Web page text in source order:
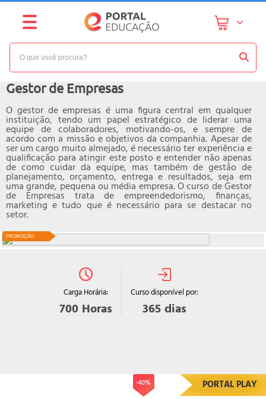
PROMOÇÃO
Carga Horária:
700 Horas
Curso disponível por:
365 dias
NÍVEL: BÁSICO
Gestor de Empresas
O gestor de empresas é uma figura central em qualquer
instituição, tendo um papel estratégico de liderar uma
equipe de colaboradores, motivando-os, e sempre de
acordo com a missão e objetivos da companhia. Apesar de
ser um cargo muito almejado, é necessário ter experiência e
qualificação para atingir este posto e entender não apenas
de como cuidar da equipe, mas também de gestão de
planejamento, orçamento, entrega e resultados, seja em
uma grande, pequena ou média empresa. O curso de Gestor
de Empresas trata de empreendedorismo, finanças,
marketing e tudo que é necessário para se destacar no
setor.
-40% PORTAL PLAY